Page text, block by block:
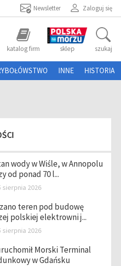
Zaloguj się
Newsletter
katalog firm sklep szukaj
INNE HISTORIA
wody w Wiśle, w Annopolu
od ponad 70 l...
sierpnia 2026
teren pod budowę
polskiej elektrowni j...
sierpnia 2026
Morski Terminal
w Gdańsku